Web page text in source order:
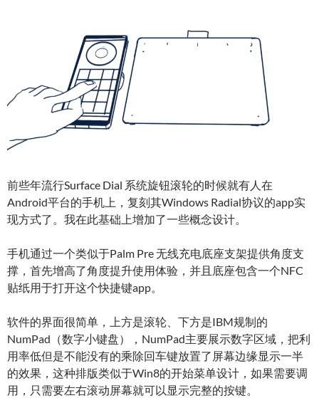
前些年流行Surface Dial 系统旋钮滚轮的时候就有人在
Android平台的手机上，复刻其Windows Radial协议的app实
现方式了。我在此基础上增加了一些概念设计。
手机通过一个类似于Palm Pre 无线充电底座支架提供角度支
撑，首先增高了角度提升使用体验，并且底座包含一个NFC
贴纸用于打开这个快捷键app。
软件的界面很简单，上方是滚轮、下方是IBM规制的
NumPad（数字小键盘），NumPad主要展示数字区域，把利
用率低但是不能没有的乘除回车键放置了屏幕边缘显示一半
的效果，这种排版类似于Win8的开始菜单设计，如果需要调
用，只需要左右滚动屏幕就可以显示完整的按键。